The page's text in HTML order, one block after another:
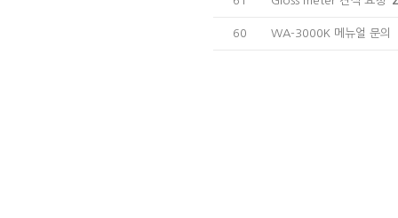
60 WA-3000K 메뉴얼 문의